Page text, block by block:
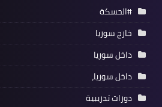
#الحسكة
خارج سوريا
داخل سوريا
داخل سوريا،
دورات تدريبية